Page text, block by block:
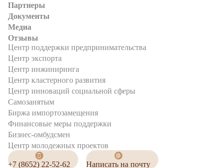
Партнеры
Документы
Медиа
Отзывы
Центр поддержки предпринимательства
Центр экспорта
Центр инжиниринга
Центр кластерного развития
Центр инноваций социальной сферы
Cамозанятым
Биржа импортозамещения
Финансовые меры поддержки
Бизнес-омбудсмен
Центр молодежных проектов
+7 (8652) 22-52-62 Написать на почту